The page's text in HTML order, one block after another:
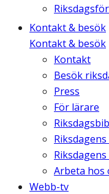
Kontakt & besök
Kontakt & besök
Kontakt
Besök
Press
För lärare
Arbeta hos
Webb-tv